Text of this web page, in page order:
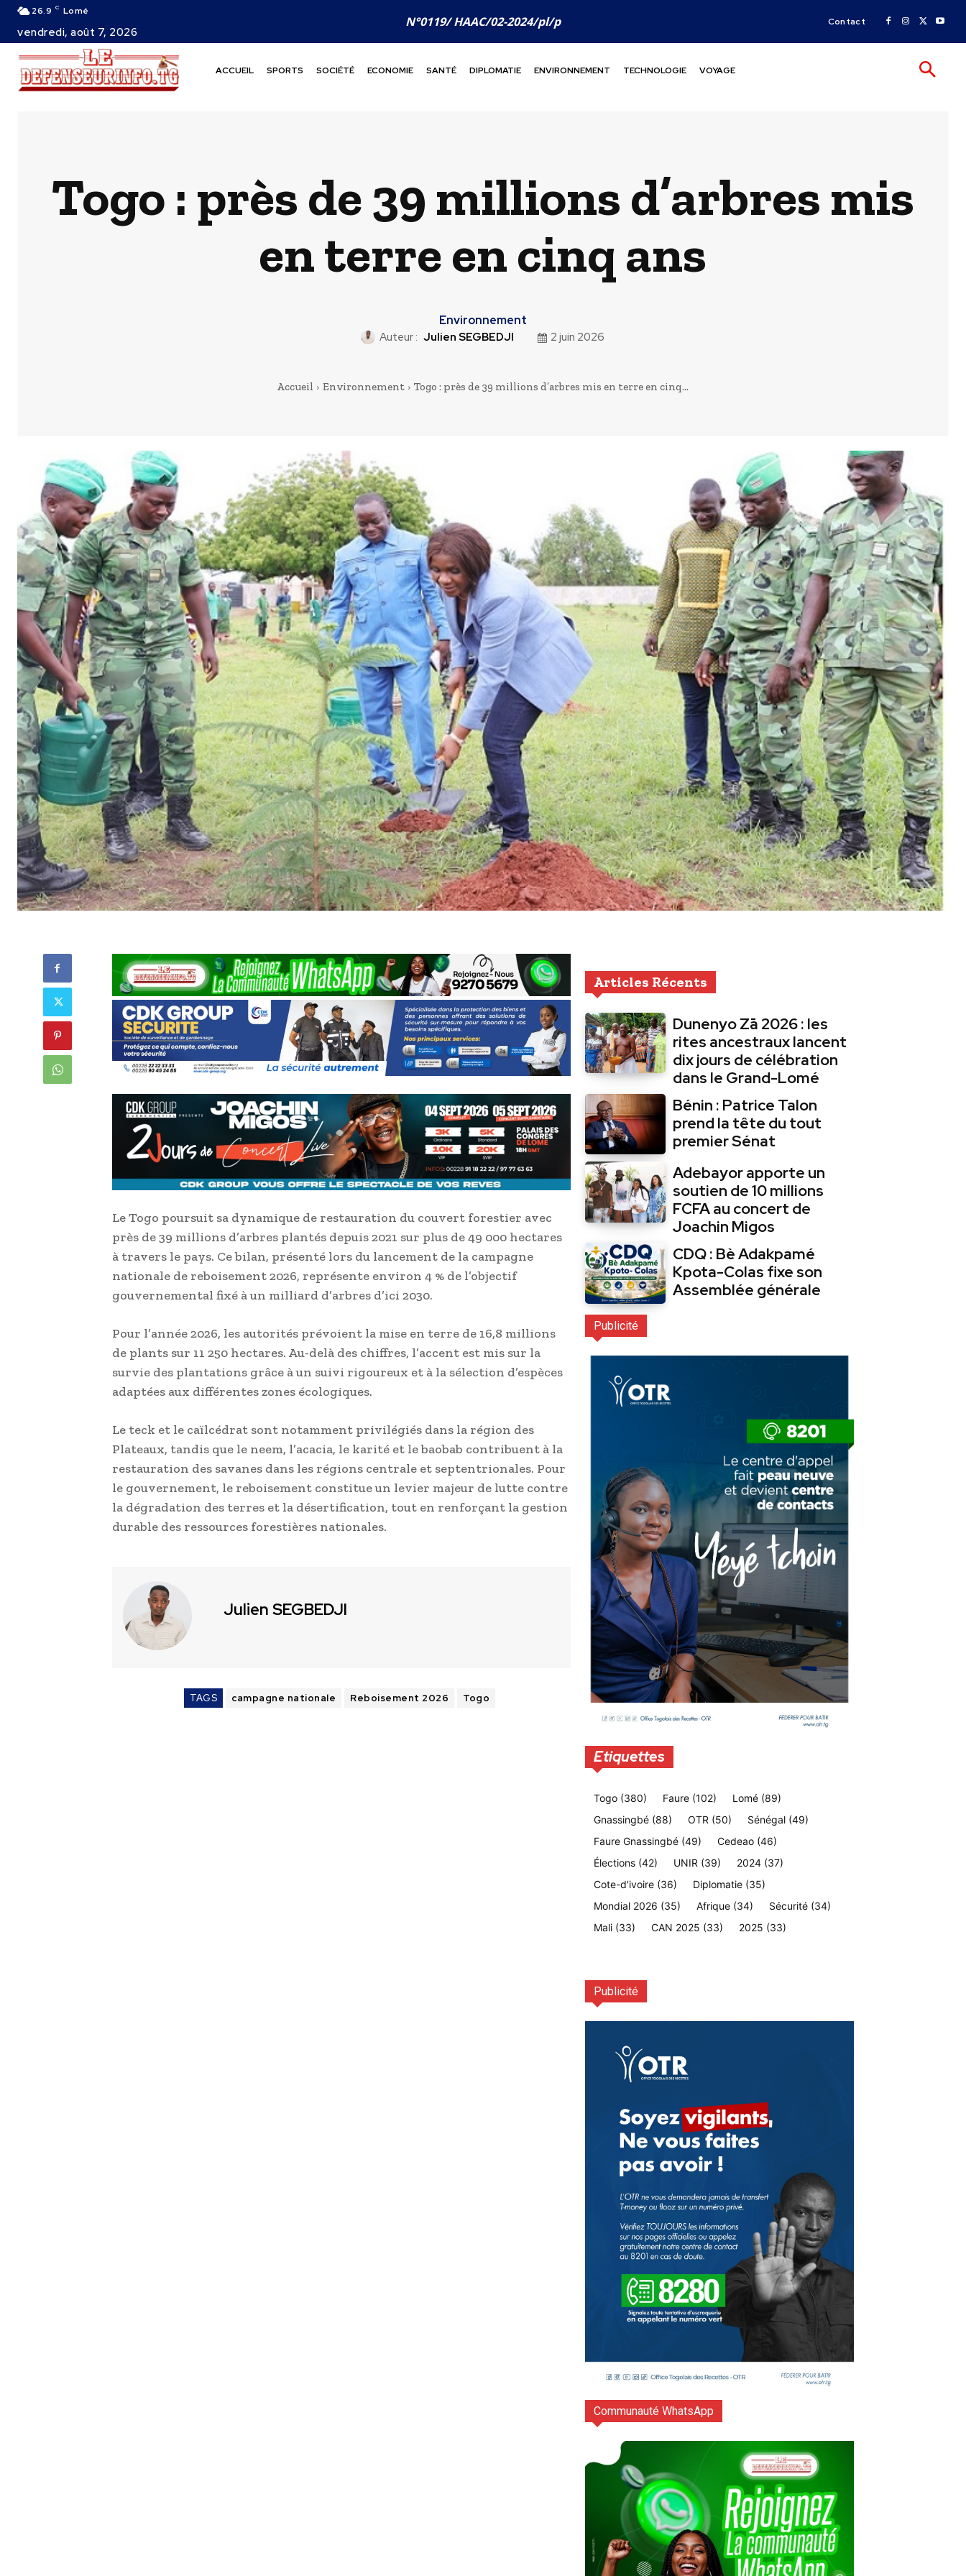
26.9 C Lomé
vendredi, août 7, 2026
N°0119/ HAAC/02-2024/pl/p Contact
ACCUEIL SPORTS SOCIÉTÉ ECONOMIE SANTÉ DIPLOMATIE ENVIRONNEMENT TECHNOLOGIE VOYAGE
Togo : près de 39 millions d’arbres mis
en terre en cinq ans
Environnement
Auteur : Julien SEGBEDJI 2 juin 2026
Accueil Environnement Togo : près de 39 millions d’arbres mis en terre en cinq...
Le Togo poursuit sa dynamique de restauration du couvert forestier avec
près de 39 millions d’arbres plantés depuis 2021 sur plus de 49 000 hectares
à travers le pays. Ce bilan, présenté lors du lancement de la campagne
nationale de reboisement 2026, représente environ 4 % de l’objectif
gouvernemental fixé à un milliard d’arbres d’ici 2030.
Pour l’année 2026, les autorités prévoient la mise en terre de 16,8 millions
de plants sur 11 250 hectares. Au-delà des chiffres, l’accent est mis sur la
survie des plantations grâce à un suivi rigoureux et à la sélection d’espèces
adaptées aux différentes zones écologiques.
Le teck et le caïlcédrat sont notamment privilégiés dans la région des
Plateaux, tandis que le neem, l’acacia, le karité et le baobab contribuent à la
restauration des savanes dans les régions centrale et septentrionales. Pour
le gouvernement, le reboisement constitue un levier majeur de lutte contre
la dégradation des terres et la désertification, tout en renforçant la gestion
durable des ressources forestières nationales.
Julien SEGBEDJI
TAGS campagne nationale Reboisement 2026 Togo
Articles Récents
Dunenyo Zā 2026 : les
rites ancestraux lancent
dix jours de célébration
dans le Grand-Lomé
Bénin : Patrice Talon
prend la tête du tout
premier Sénat
Adebayor apporte un
soutien de 10 millions
FCFA au concert de
Joachin Migos
CDQ : Bè Adakpamé
Kpota-Colas fixe son
Assemblée générale
Publicité
Etiquettes
Togo (380) Faure (102) Lomé (89)
Gnassingbé (88) OTR (50) Sénégal (49)
Faure Gnassingbé (49) Cedeao (46)
Élections (42) UNIR (39) 2024 (37)
Cote-d'ivoire (36) Diplomatie (35)
Mondial 2026 (35) Afrique (34) Sécurité (34)
Mali (33) CAN 2025 (33) 2025 (33)
Publicité
Communauté WhatsApp